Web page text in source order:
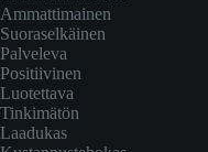
Ammattimainen
Suoraselkäinen
Palveleva
Positiivinen
Luotettava
Tinkimätön
Laadukas